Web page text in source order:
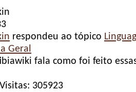
respondeu ao tópico
Geral
fala como foi feito
305923